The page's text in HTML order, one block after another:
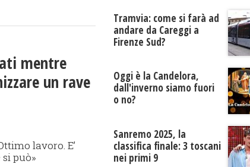
mentre
un rave
lavoro. E’
può»
Tramvia: come si farà ad
andare da Careggi a
Firenze Sud?
Oggi è la Candelora,
dall'inverno siamo fuori
o no?
Sanremo 2025, la
classifica finale: 3 toscani
nei primi 9